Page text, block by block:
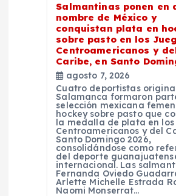
Salmantinas ponen en
nombre de México y
conquistan plata en
sobre pasto en los
Centroamericanos y
Caribe, en Santo
agosto 7, 2026
Cuatro deportistas
Salamanca formaron
selección mexicana
hockey sobre pasto que
la medalla de plata en los
Centroamericanos y del
Santo Domingo 2026,
consolidándose como
del deporte
internacional. Las
Fernanda Oviedo
Arlette Michelle Estrada
Naomi Monserrat…